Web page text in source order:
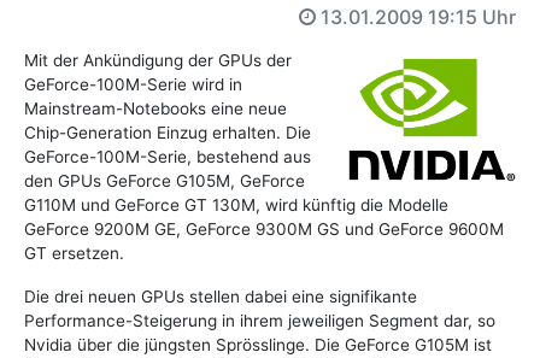
13.01.2009 19:15 Uhr
Mit der Ankündigung der GPUs der
GeForce-100M-Serie wird in
Mainstream-Notebooks eine neue
Chip-Generation Einzug erhalten. Die
GeForce-100M-Serie, bestehend aus
den GPUs GeForce G105M, GeForce
G110M und GeForce GT 130M, wird künftig die Modelle
GeForce 9200M GE, GeForce 9300M GS und GeForce 9600M
GT ersetzen.
Die drei neuen GPUs stellen dabei eine signifikante
Performance-Steigerung in ihrem jeweiligen Segment dar, so
Nvidia über die jüngsten Sprösslinge. Die GeForce G105M ist